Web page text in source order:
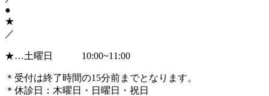
●
★
／
★…土曜日 10:00~11:00
＊受付は終了時間の15分前までとなります。
＊休診日：木曜日・日曜日・祝日